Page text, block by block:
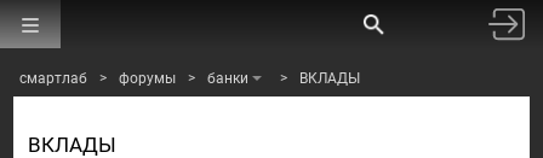
смартлаб > форумы > банки > ВКЛАДЫ
ВКЛАДЫ